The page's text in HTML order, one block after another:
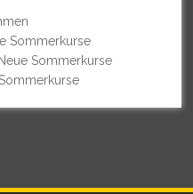
Sommerkurse
Neue Sommerkurse